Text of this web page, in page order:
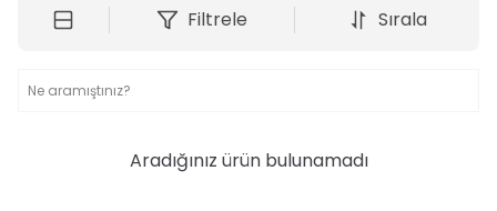
Filtrele Sırala
Aradığınız ürün bulunamadı